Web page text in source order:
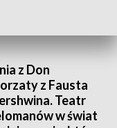
z Don
z Fausta
Teatr
w świat